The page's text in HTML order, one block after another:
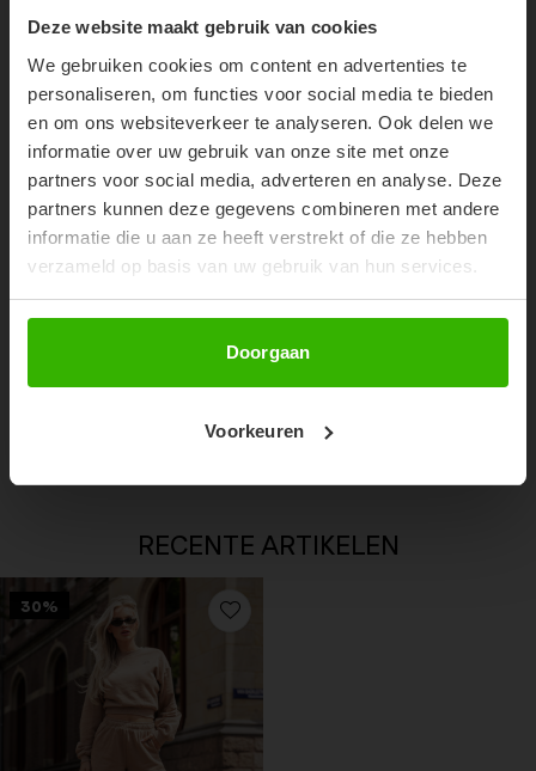
Deze website maakt gebruik van cookies
We gebruiken cookies om content en advertenties te
personaliseren, om functies voor social media te bieden
en om ons websiteverkeer te analyseren. Ook delen we
informatie over uw gebruik van onze site met onze
partners voor social media, adverteren en analyse. Deze
partners kunnen deze gegevens combineren met andere
informatie die u aan ze heeft verstrekt of die ze hebben
verzameld op basis van uw gebruik van hun services.
Doorgaan
Voorkeuren
10% OFF YOUR FIRST
ORDER!
Don't miss out on our trendy new drops or exclusive
30%
RECENTE ARTIKELEN
30%